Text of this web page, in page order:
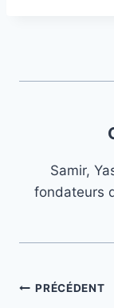
Samir,
fondateurs
PRÉCÉDENT